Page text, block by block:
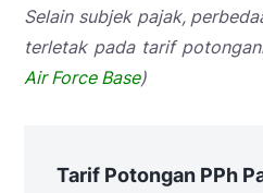
Selain subjek pajak,
terletak pada tarif
Air Force Base)
Tarif Potongan PPh